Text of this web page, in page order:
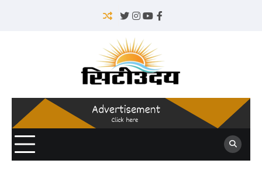
Twitter
Instagram
YouTube
Facebook